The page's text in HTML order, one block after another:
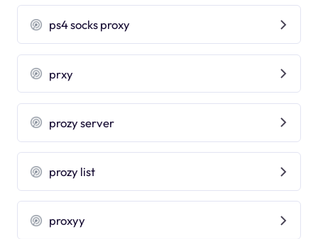
ps4 socks proxy
prxy
prozy server
prozy list
proxyy